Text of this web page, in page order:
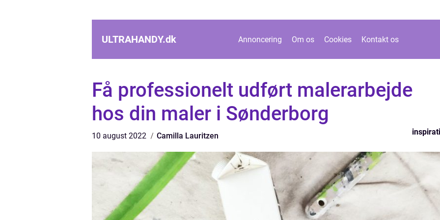
ULTRAHANDY.dk Annoncering Om os Cookies Kontakt os
Få professionelt udført malerarbejde
hos din maler i Sønderborg
10 august 2022 Camilla Lauritzen